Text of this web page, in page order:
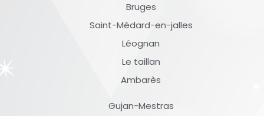
Bruges
Saint-Médard-en-jalles
Léognan
Le taillan
Ambarès
Gujan-Mestras